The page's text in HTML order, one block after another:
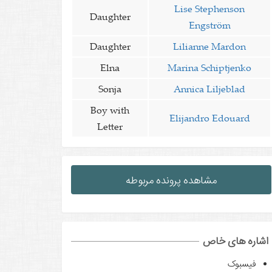
Lise Stephenson
Engström
Daughter
Lilianne Mardon
Daughter
Marina Schiptjenko
Elna
Annica Liljeblad
Sonja
Elijandro Edouard
Boy with
Letter
مشاهده پرونده مربوطه
اشاره های خاص
فیسبوک